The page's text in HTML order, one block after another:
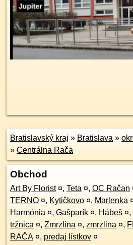
Bratislavský kraj » Bratislava »
» Centrálna Rača
Obchod
Art By Florist ¤, Teta ¤, OC Račan
TERNO ¤, Kytičkovo ¤, Marlenka
Harmónia ¤, Gašparík ¤, Hábeš ¤,
tržnica ¤, Zmrzlina ¤, zmrzlina ¤,
RAČA ¤, predaj lístkov ¤